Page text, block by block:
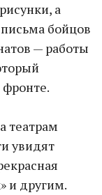
а
бойцов
— работы
фронте.
театрам
увидят
и другим.